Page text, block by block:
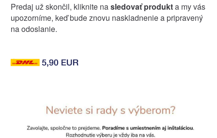
Predaj už skončil, kliknite nasledovať produkta my vás
upozorníme, keď bude znovu naskladnenie a pripravený
na odoslanie.